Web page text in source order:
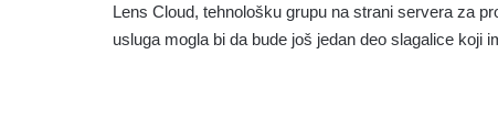
Lens Cloud, tehnološku grupu na strani servera za
usluga mogla bi da bude još jedan deo slagalice koji